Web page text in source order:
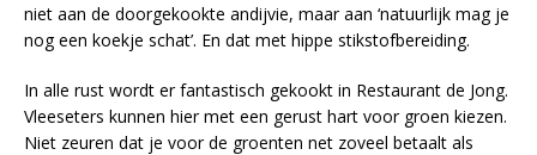
niet aan de doorgekookte andijvie, maar aan ‘natuurlijk mag je
nog een koekje schat’. En dat met hippe stikstofbereiding.
In alle rust wordt er fantastisch gekookt in Restaurant de Jong.
Vleeseters kunnen hier met een gerust hart voor groen kiezen.
Niet zeuren dat je voor de groenten net zoveel betaalt als